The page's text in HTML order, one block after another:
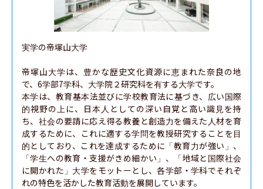
実学の帝塚山大学
帝塚山大学は、豊かな歴史文化資源に恵まれた奈良の地
で、6学部7学科、大学院２研究科を有する大学です。
本学は、教育基本法並びに学校教育法に基づき、広い国際
的視野の上に、日本人としての深い自覚と高い識見を持
ち、社会の要請に応え得る教養と創造力を備えた人材を育
成するために、これに適する学問を教授研究することを目
的としており、これを達成するために「教育力が強い」、
「学生への教育・支援がきめ細かい」、「地域と国際社会
に開かれた」大学をモットーとし、各学部・学科でそれぞ
れの特色を活かした教育活動を展開しています。